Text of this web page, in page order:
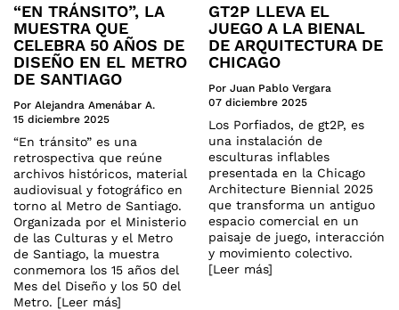
“EN TRÁNSITO”, LA
MUESTRA QUE
CELEBRA 50 AÑOS DE
DISEÑO EN EL METRO
DE SANTIAGO
Por Alejandra Amenábar A.
15 diciembre 2025
“En tránsito” es una
retrospectiva que reúne
archivos históricos, material
audiovisual y fotográfico en
torno al Metro de Santiago.
Organizada por el Ministerio
de las Culturas y el Metro
de Santiago, la muestra
conmemora los 15 años del
Mes del Diseño y los 50 del
Metro. [Leer más]
GT2P LLEVA EL
JUEGO A LA BIENAL
DE ARQUITECTURA DE
CHICAGO
Por Juan Pablo Vergara
07 diciembre 2025
Los Porfiados, de gt2P, es
una instalación de
esculturas inflables
presentada en la Chicago
Architecture Biennial 2025
que transforma un antiguo
espacio comercial en un
paisaje de juego, interacción
y movimiento colectivo.
[Leer más]